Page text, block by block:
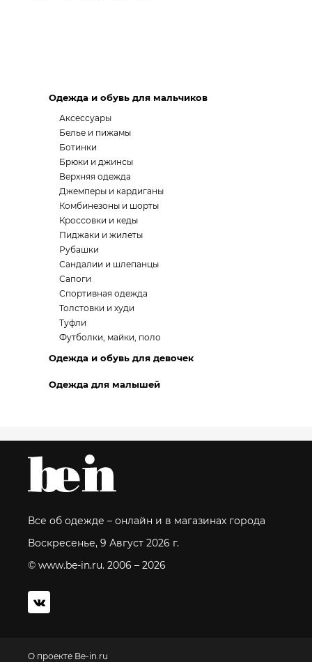
Одежда и обувь для мальчиков
Аксессуары
Белье и пижамы
Ботинки
Брюки и джинсы
Верхняя одежда
Джемперы и кардиганы
Комбинезоны и шорты
Кроссовки и кеды
Пиджаки и жилеты
Рубашки
Сандалии и шлепанцы
Сапоги
Спортивная одежда
Толстовки и худи
Туфли
Футболки, майки, поло
Одежда и обувь для девочек
Одежда для малышей
Все об одежде – онлайн и в магазинах города
Воскресенье, 9 Август 2026 г.
© www.be-in.ru. 2006 – 2026
О проекте Be-in.ru